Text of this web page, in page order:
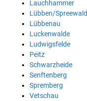
Lauchhammer
Lübben/Spreewald
Lübbenau
Luckenwalde
Ludwigsfelde
Peitz
Schwarzheide
Senftenberg
Spremberg
Vetschau